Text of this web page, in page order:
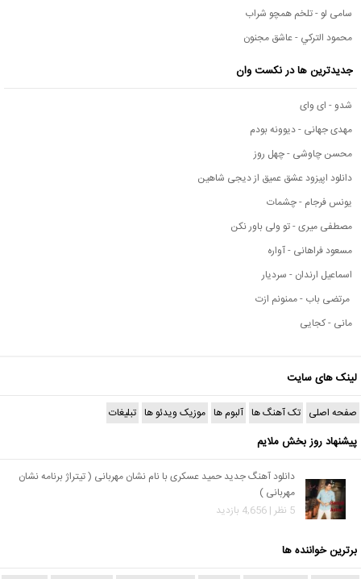
سامی لو - تلخم همچو شراب
محمود التركي - عاشق مجنون
جدیدترین ها در نکست وان
شدو - ای وای
مهدی جهانی - دیوونه بودم
محسن چاوشی - چهل روز
دانلود اپیزود عشق عمیق از دیجی شاهین
یونس فرجام - چشمات
مصطفی میری - تو ولی باور نکن
مسعود فراهانی - آواره
اسماعیل ارندان - سردیار
مرتضی باب - ممنونم ازت
مانی - کجایی
لینک های سایت
صفحه اصلی تک آهنگ ها آلبوم ها موزیک ویدئو ها تبلیغات
پیشنهاد روز بخش ملایم
دانلود آهنگ جدید حمید عسکری با نام نشان مهربانی ( تیتراژ برنامه نشان
مهربانی )
5 نظر | 4,656 بازدید
برترین خواننده ها